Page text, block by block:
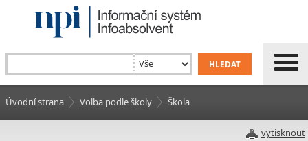
Úvodní strana Volba podle školy Škola
vytisknout